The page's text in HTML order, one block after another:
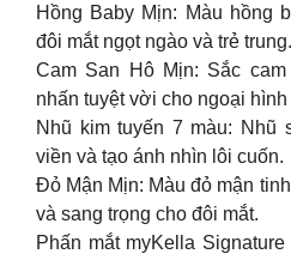
Hồng Baby Mịn: Màu hồng
đôi mắt ngọt ngào và trẻ trung.
Cam San Hô Mịn: Sắc
nhấn tuyệt vời cho ngoại hình
Nhũ kim tuyến 7 màu: Nhũ
viền và tạo ánh nhìn lôi cuốn.
Đỏ Mận Mịn: Màu đỏ mận
và sang trọng cho đôi mắt.
Phấn mắt myKella